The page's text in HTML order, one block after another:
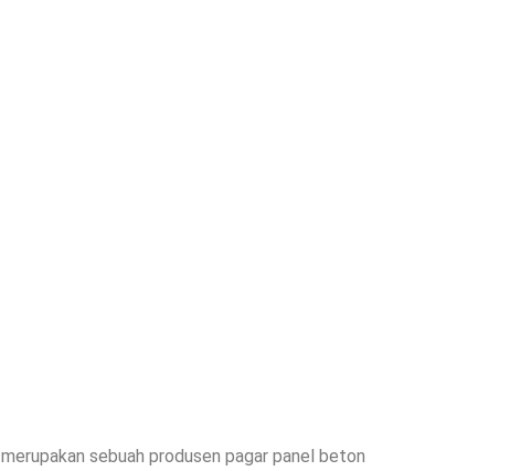
merupakan sebuah produsen pagar panel beton